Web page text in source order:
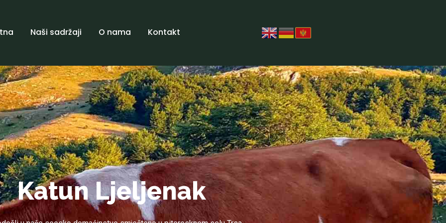
Naši sadržaji O nama Kontakt
Katun Ljeljenak